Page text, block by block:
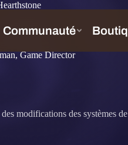
Game Director
modifications des systèmes